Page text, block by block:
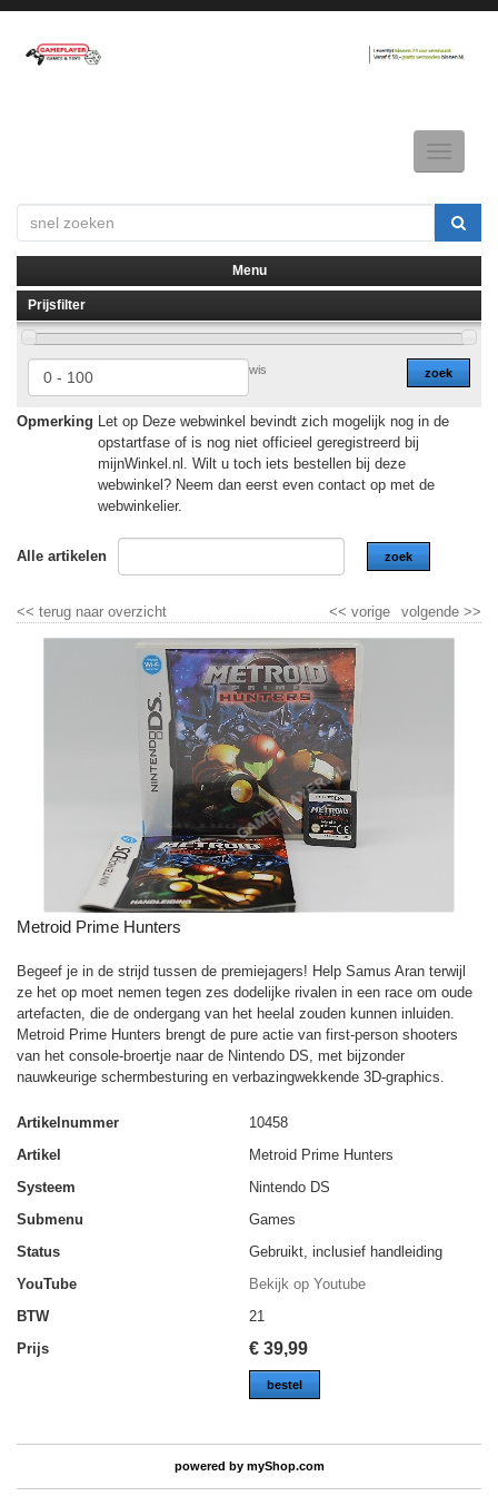
Toggle
▼
▼
Menu
Prijsfilter
zoek
wis
Opmerking Let op Deze webwinkel bevindt zich mogelijk nog in de
opstartfase of is nog niet officieel geregistreerd bij
mijnWinkel.nl. Wilt u toch iets bestellen bij deze
webwinkel? Neem dan eerst even contact op met de
webwinkelier.
Alle artikelen zoek
<< terug naar overzicht volgende >>
<< vorige
Metroid Prime Hunters
Begeef je in de strijd tussen de premiejagers! Help Samus Aran terwijl
ze het op moet nemen tegen zes dodelijke rivalen in een race om oude
artefacten, die de ondergang van het heelal zouden kunnen inluiden.
Metroid Prime Hunters brengt de pure actie van first-person shooters
van het console-broertje naar de Nintendo DS, met bijzonder
nauwkeurige schermbesturing en verbazingwekkende 3D-graphics.
Artikelnummer
10458
Artikel
Metroid Prime Hunters
Systeem
Nintendo DS
Submenu
Games
Status
Gebruikt, inclusief handleiding
YouTube
Bekijk op Youtube
BTW
21
Prijs
€ 39,99
bestel
powered by myShop.com